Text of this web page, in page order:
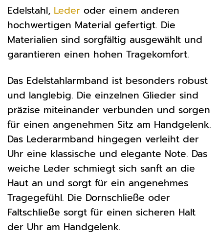
Edelstahl, Leder oder einem anderen
hochwertigen Material gefertigt. Die
Materialien sind sorgfältig ausgewählt und
garantieren einen hohen Tragekomfort.
Das Edelstahlarmband ist besonders robust
und langlebig. Die einzelnen Glieder sind
präzise miteinander verbunden und sorgen
für einen angenehmen Sitz am Handgelenk.
Das Lederarmband hingegen verleiht der
Uhr eine klassische und elegante Note. Das
weiche Leder schmiegt sich sanft an die
Haut an und sorgt für ein angenehmes
Tragegefühl. Die Dornschließe oder
Faltschließe sorgt für einen sicheren Halt
der Uhr am Handgelenk.